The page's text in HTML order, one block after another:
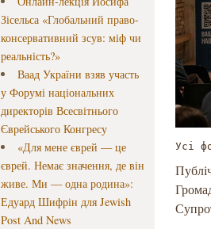
Зісельса «Глобальний право-
консервативний зсув: міф чи
реальність?»
Ваад України взяв участь
у Форумі національних
директорів Всесвітнього
Єврейського Конгресу
«Для мене єврей — це
єврей. Немає значення, де він
живе. Ми — одна родина»:
Едуард Шифрін для Jewish
Post And News
Усі